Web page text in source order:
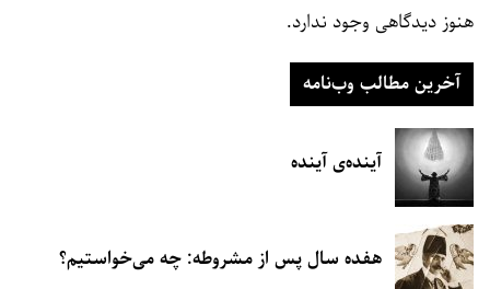
هنوز دیدگاهی وجود ندارد.
آخرین مطالب وب‌نامه
آینده‌ی آینده
هفده سال پس از مشروطه: چه می‌خواستیم؟